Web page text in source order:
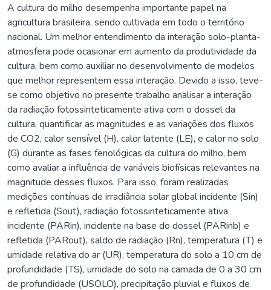
A cultura do milho desempenha importante papel na
agricultura brasileira, sendo cultivada em todo o território
nacional. Um melhor entendimento da interação solo-planta-
atmosfera pode ocasionar em aumento da produtividade da
cultura, bem como auxiliar no desenvolvimento de modelos
que melhor representem essa interação. Devido a isso, teve-
se como objetivo no presente trabalho analisar a interação
da radiação fotossinteticamente ativa com o dossel da
cultura, quantificar as magnitudes e as variações dos fluxos
de CO2, calor sensível (H), calor latente (LE), e calor no solo
(G) durante as fases fenológicas da cultura do milho, bem
como avaliar a influência de variáveis biofísicas relevantes na
magnitude desses fluxos. Para isso, foram realizadas
medições contínuas de irradiância solar global incidente (Sin)
e refletida (Sout), radiação fotossinteticamente ativa
incidente (PARin), incidente na base do dossel (PARinb) e
refletida (PARout), saldo de radiação (Rn), temperatura (T) e
umidade relativa do ar (UR), temperatura do solo a 10 cm de
profundidade (TS), umidade do solo na camada de 0 a 30 cm
de profundidade (USOLO), precipitação pluvial e fluxos de